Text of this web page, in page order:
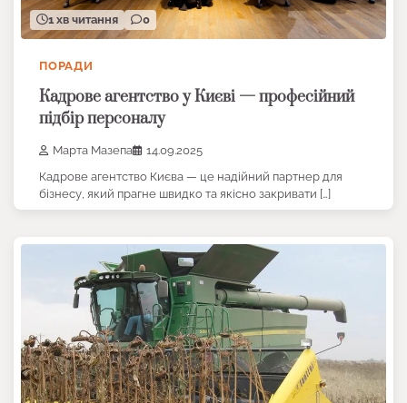
1 хв читання 0
ПОРАДИ
Кадрове агентство у Києві — професійний
підбір персоналу
Марта Мазепа
14.09.2025
Кадрове агентство Києва — це надійний партнер для
бізнесу, який прагне швидко та якісно закривати […]